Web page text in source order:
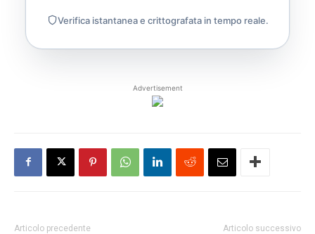
Verifica istantanea e crittografata in tempo reale.
Advertisement
Articolo precedente Articolo successivo